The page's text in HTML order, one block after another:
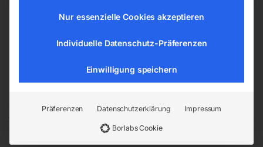
Nur essenzielle Cookies akzeptieren
Individuelle Datenschutz-Präferenzen
Einwilligung speichern
Präferenzen Datenschutzerklärung Impressum
Borlabs Cookie